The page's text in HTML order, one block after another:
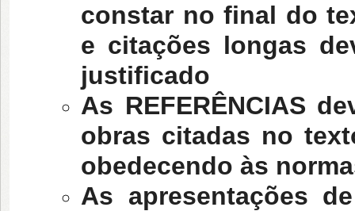
constar no final do
e citações longas
justificado
As REFERÊNCIAS
obras citadas no
obedecendo às
As apresentações